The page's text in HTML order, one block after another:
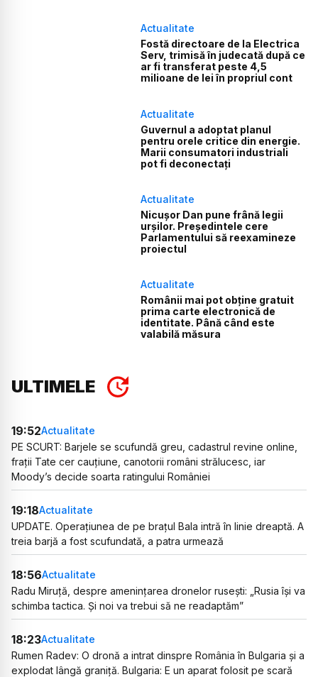
Actualitate
Fostă directoare de la Electrica
Serv, trimisă în judecată după ce
ar fi transferat peste 4,5
milioane de lei în propriul cont
Actualitate
Guvernul a adoptat planul
pentru orele critice din energie.
Marii consumatori industriali
pot fi deconectați
Actualitate
Nicușor Dan pune frână legii
urșilor. Președintele cere
Parlamentului să reexamineze
proiectul
Actualitate
Românii mai pot obține gratuit
prima carte electronică de
identitate. Până când este
valabilă măsura
ULTIMELE
19:52Actualitate
PE SCURT: Barjele se scufundă greu, cadastrul revine online,
frații Tate cer cauțiune, canotorii români strălucesc, iar
Moody’s decide soarta ratingului României
19:18Actualitate
UPDATE. Operațiunea de pe brațul Bala intră în linie dreaptă. A
treia barjă a fost scufundată, a patra urmează
18:56Actualitate
Radu Miruță, despre amenințarea dronelor rusești: „Rusia își va
schimba tactica. Și noi va trebui să ne readaptăm”
18:23Actualitate
Rumen Radev: O dronă a intrat dinspre România în Bulgaria și a
explodat lângă graniță. Bulgaria: E un aparat folosit pe scară